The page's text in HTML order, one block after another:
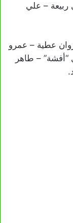
ربيعة – علي
عطية – عمرو
“أفشة” – طاهر